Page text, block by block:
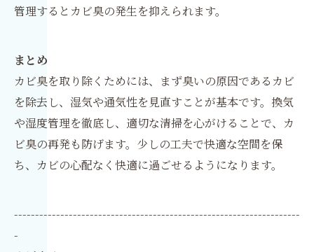
管理するとカビ臭の発生を抑えられます。
まとめ
カビ臭を取り除くためには、まず臭いの原因であるカビ
を除去し、湿気や通気性を見直すことが基本です。換気
や湿度管理を徹底し、適切な清掃を心がけることで、カ
ビ臭の再発も防げます。少しの工夫で快適な空間を保
ち、カビの心配なく快適に過ごせるようになります。
--------------------------------------------------------------------
-